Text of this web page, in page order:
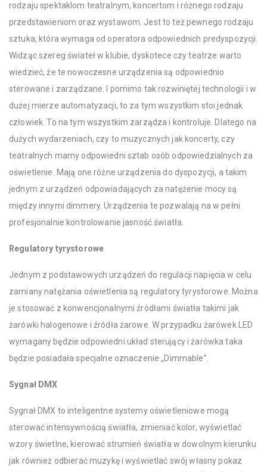
rodzaju spektaklom teatralnym, koncertom i różnego rodzaju
przedstawieniom oraz wystawom. Jest to też pewnego rodzaju
sztuka, która wymaga od operatora odpowiednich predyspozycji.
Widząc szereg świateł w klubie, dyskotece czy teatrze warto
wiedzieć, że te nowoczesne urządzenia są odpowiednio
sterowane i zarządzane. I pomimo tak rozwiniętej technologii i w
dużej mierze automatyzacji, to za tym wszystkim stoi jednak
człowiek. To na tym wszystkim zarządza i kontroluje. Dlatego na
dużych wydarzeniach, czy to muzycznych jak koncerty, czy
teatralnych mamy odpowiedni sztab osób odpowiedzialnych za
oświetlenie. Mają one różne urządzenia do dyspozycji, a takim
jednym z urządzeń odpowiadających za natężenie mocy są
między innymi dimmery. Urządzenia te pozwalają na w pełni
profesjonalnie kontrolowanie jasność światła.
Regulatory tyrystorowe
Jednym z podstawowych urządzeń do regulacji napięcia w celu
zamiany natężania oświetlenia są regulatory tyrystorowe. Można
je stosować z konwencjonalnymi źródłami światła takimi jak
żarówki halogenowe i źródła żarowe. W przypadku żarówek LED
wymagany będzie odpowiedni układ sterujący i żarówka taka
będzie posiadała specjalne oznaczenie „Dimmable”.
Sygnał DMX
Sygnał DMX to inteligentne systemy oświetleniowe mogą
sterować intensywnością światła, zmieniać kolor, wyświetlać
wzory świetlne, kierować strumień światła w dowolnym kierunku
jak również odbierać muzykę i wyświetlać swój własny pokaz